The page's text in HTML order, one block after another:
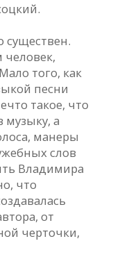
существен.
человек,
того, как
песни
такое, что
музыку, а
манеры
слов
Владимира
что
от
черточки,